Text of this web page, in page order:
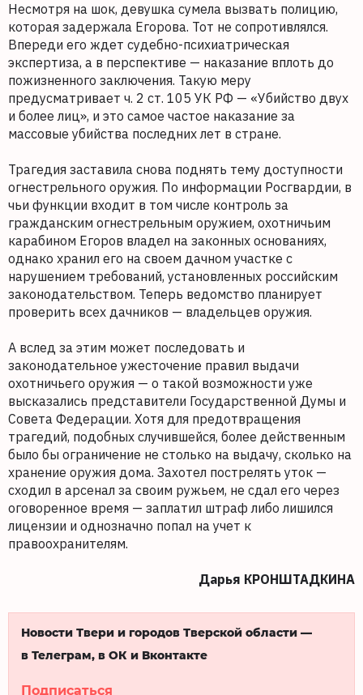
Несмотря на шок, девушка сумела вызвать полицию,
которая задержала Егорова. Тот не сопротивлялся.
Впереди его ждет судебно-психиатрическая
экспертиза, а в перспективе — наказание вплоть до
пожизненного заключения. Такую меру
предусматривает ч. 2 ст. 105 УК РФ — «Убийство двух
и более лиц», и это самое частое наказание за
массовые убийства последних лет в стране.
Трагедия заставила снова поднять тему доступности
огнестрельного оружия. По информации Росгвардии, в
чьи функции входит в том числе контроль за
гражданским огнестрельным оружием, охотничьим
карабином Егоров владел на законных основаниях,
однако хранил его на своем дачном участке с
нарушением требований, установленных российским
законодательством. Теперь ведомство планирует
проверить всех дачников — владельцев оружия.
А вслед за этим может последовать и
законодательное ужесточение правил выдачи
охотничьего оружия — о такой возможности уже
высказались представители Государственной Думы и
Совета Федерации. Хотя для предотвращения
трагедий, подобных случившейся, более действенным
было бы ограничение не столько на выдачу, сколько на
хранение оружия дома. Захотел пострелять уток —
сходил в арсенал за своим ружьем, не сдал его через
оговоренное время — заплатил штраф либо лишился
лицензии и однозначно попал на учет к
правоохранителям.
Дарья КРОНШТАДКИНА
Новости Твери и городов Тверской области —
в Телеграм, в ОК и Вконтакте
Подписаться